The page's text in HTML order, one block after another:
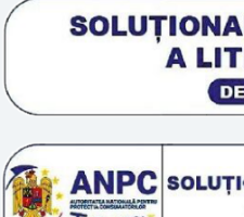
Tratamente naturale
Termeni si conditii
Politica cookie